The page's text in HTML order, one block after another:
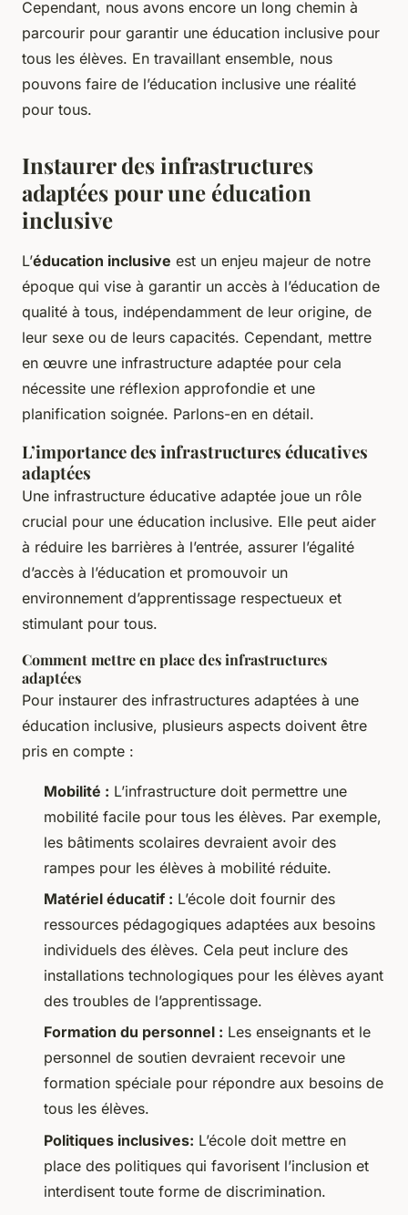
Cependant, nous avons encore un long chemin à
parcourir pour garantir une éducation inclusive pour
tous les élèves. En travaillant ensemble, nous
pouvons faire de l’éducation inclusive une réalité
pour tous.
Instaurer des infrastructures
adaptées pour une éducation
inclusive
L’éducation inclusive est un enjeu majeur de notre
époque qui vise à garantir un accès à l’éducation de
qualité à tous, indépendamment de leur origine, de
leur sexe ou de leurs capacités. Cependant, mettre
en œuvre une infrastructure adaptée pour cela
nécessite une réflexion approfondie et une
planification soignée. Parlons-en en détail.
L’importance des infrastructures éducatives
adaptées
Une infrastructure éducative adaptée joue un rôle
crucial pour une éducation inclusive. Elle peut aider
à réduire les barrières à l’entrée, assurer l’égalité
d’accès à l’éducation et promouvoir un
environnement d’apprentissage respectueux et
stimulant pour tous.
Comment mettre en place des infrastructures
adaptées
Pour instaurer des infrastructures adaptées à une
éducation inclusive, plusieurs aspects doivent être
pris en compte :
Mobilité : L’infrastructure doit permettre une
mobilité facile pour tous les élèves. Par exemple,
les bâtiments scolaires devraient avoir des
rampes pour les élèves à mobilité réduite.
Matériel éducatif : L’école doit fournir des
ressources pédagogiques adaptées aux besoins
individuels des élèves. Cela peut inclure des
installations technologiques pour les élèves ayant
des troubles de l’apprentissage.
Formation du personnel : Les enseignants et le
personnel de soutien devraient recevoir une
formation spéciale pour répondre aux besoins de
tous les élèves.
Politiques inclusives: L’école doit mettre en
place des politiques qui favorisent l’inclusion et
interdisent toute forme de discrimination.